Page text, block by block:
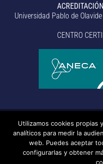
Universidad Pablo de
CENTRO
© Centro Universitario
Universidad Pablo de Olavide
privacidad, uso de cookies,
Utilizamos cookies propias
analíticos para medir la
web. Puedes aceptar
configurarlas y obtener